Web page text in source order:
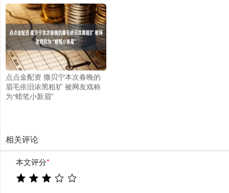
点点金配资 撒贝宁本次春晚的
眉毛依旧浓黑粗犷 被网友戏称
为“蜡笔小新眉”
相关评论
本文评分*